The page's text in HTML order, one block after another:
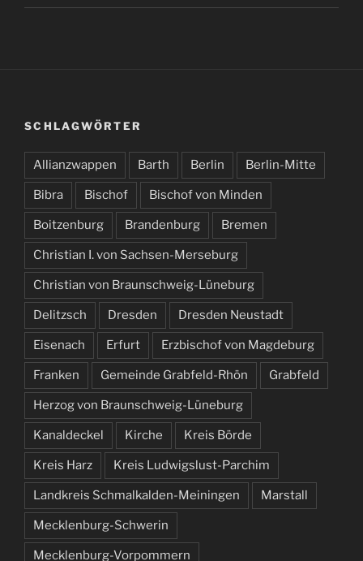
SCHLAGWÖRTER
Allianzwappen Barth Berlin Berlin-Mitte
Bibra Bischof Bischof von Minden
Boitzenburg Brandenburg Bremen
Christian I. von Sachsen-Merseburg
Christian von Braunschweig-Lüneburg
Delitzsch Dresden Dresden Neustadt
Eisenach Erfurt Erzbischof von Magdeburg
Franken Gemeinde Grabfeld-Rhön Grabfeld
Herzog von Braunschweig-Lüneburg
Kanaldeckel Kirche Kreis Börde
Kreis Harz Kreis Ludwigslust-Parchim
Landkreis Schmalkalden-Meiningen Marstall
Mecklenburg-Schwerin
Mecklenburg-Vorpommern